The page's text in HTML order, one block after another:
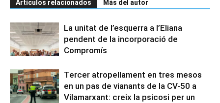
Artículos relacionados Más del autor
La unitat de l’esquerra a l’Eliana
pendent de la incorporació de
Compromís
Tercer atropellament en tres mesos
en un pas de vianants de la CV-50 a
Vilamarxant: creix la psicosi per un